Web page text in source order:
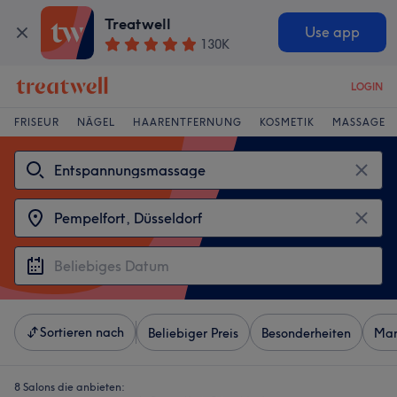
Treatwell
130K
Use app
LOGIN
FRISEUR NÄGEL HAARENTFERNUNG KOSMETIK MASSAGE
Sortieren nach Beliebiger Preis Besonderheiten
8 Salons die anbieten: